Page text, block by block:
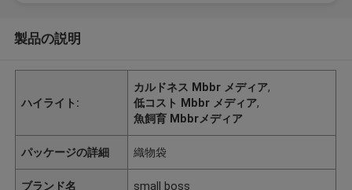
製品の説明
ハイライト:
カルドネス Mbbr メディア,
低コスト Mbbr メディア,
魚飼育 Mbbrメディア
パッケージの詳細 織物袋
ブランド名 small boss